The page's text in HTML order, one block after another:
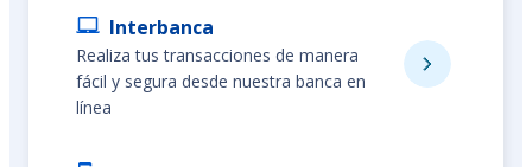
Interbanca
Realiza tus transacciones de manera
fácil y segura desde nuestra banca en
línea